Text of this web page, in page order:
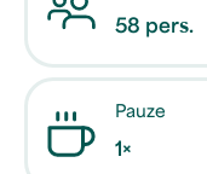
58 pers.
Pauze
1×